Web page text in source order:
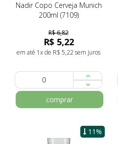
Nadir Copo Cerveja Munich
200ml (7109)
R$ 6,82
R$ 5,22
em até 1x de R$ 5,22 sem juros
comprar
11%